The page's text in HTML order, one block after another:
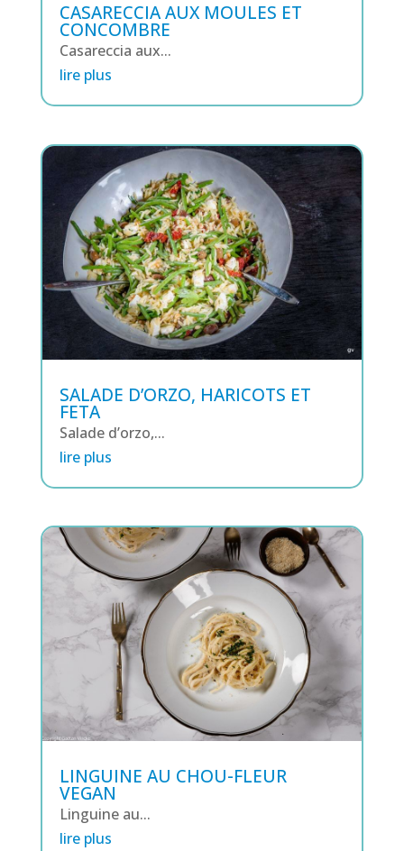
CASARECCIA AUX MOULES ET
CONCOMBRE
Casareccia aux...
lire plus
SALADE D’ORZO, HARICOTS ET
FETA
Salade d’orzo,...
lire plus
LINGUINE AU CHOU-FLEUR
VEGAN
Linguine au...
lire plus